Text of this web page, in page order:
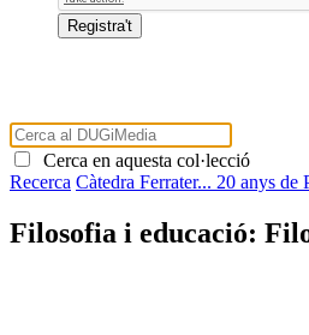
Cerca en aquesta col·lecció
Recerca Càtedra Ferrater... 20 anys de
Filosofia i educació: